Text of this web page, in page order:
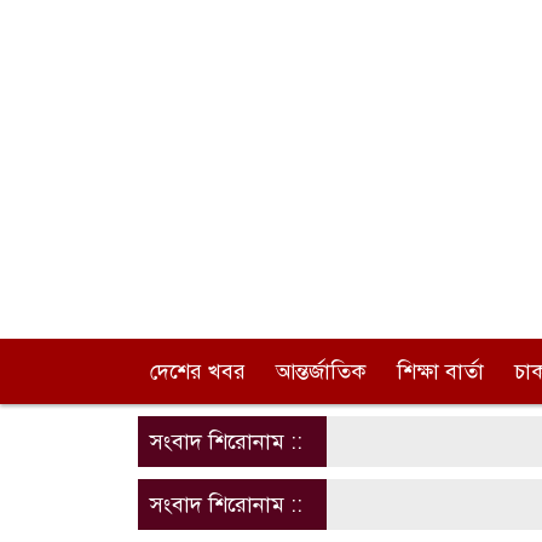
দেশের খবর আন্তর্জাতিক শিক্ষা বার্তা
সংবাদ শিরোনাম ::
সংবাদ শিরোনাম ::